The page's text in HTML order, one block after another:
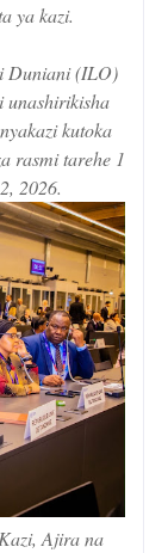
ya kazi.
Duniani (ILO)
unashirikisha
kutoka
rasmi tarehe 1
2026.
Ajira na